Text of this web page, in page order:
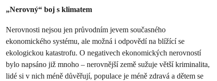
„Nerovný“ boj s klimatem
Nerovnosti nejsou jen průvodním jevem současného
ekonomického systému, ale možná i odpovědí na blížící se
ekologickou katastrofu. O negativech ekonomických nerovností
bylo napsáno již mnoho – nerovnější země sužuje větší kriminalita,
lidé si v nich méně důvěřují, populace je méně zdravá a dětem se